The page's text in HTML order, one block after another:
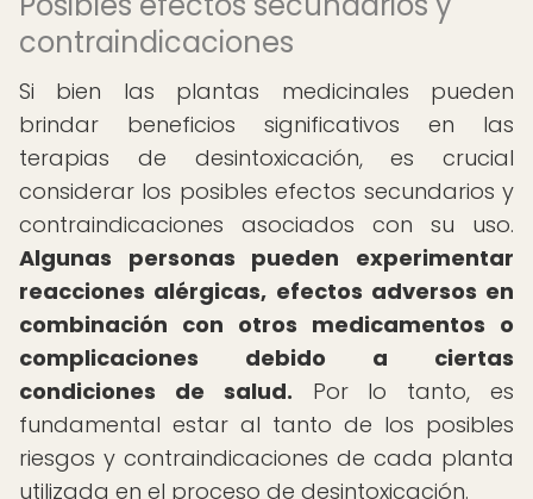
contraindicaciones
Si bien las plantas medicinales pueden
brindar beneficios significativos en las
terapias de desintoxicación, es crucial
considerar los posibles efectos secundarios y
contraindicaciones asociados con su uso.
Algunas personas pueden experimentar
reacciones alérgicas, efectos adversos en
combinación con otros medicamentos o
complicaciones debido a ciertas
condiciones de salud. Por lo tanto, es
fundamental estar al tanto de los posibles
riesgos y contraindicaciones de cada planta
utilizada en el proceso de desintoxicación.